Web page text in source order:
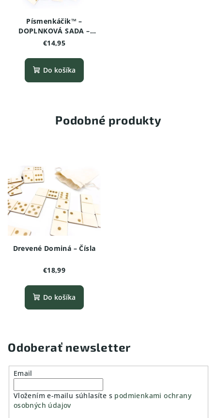
Písmenkáčik™ –
DOPLNKOVÁ SADA –
ŠPECIÁLNE PÍSMENÁ
€14,95
Do košíka
Podobné produkty
Drevené Dominá – Čísla
€18,99
Do košíka
Odoberať newsletter
Email
Vložením e-mailu súhlasíte s podmienkami ochrany
osobných údajov